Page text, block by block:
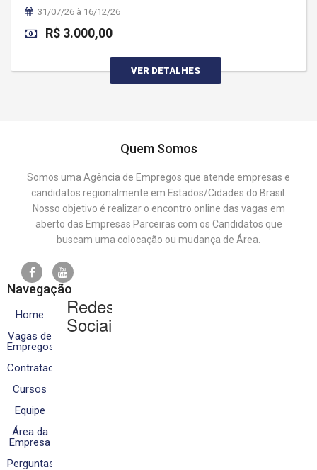
31/07/26 à 16/12/26
R$ 3.000,00
VER DETALHES
Quem Somos
Somos uma Agência de Empregos que atende empresas e
candidatos regionalmente em Estados/Cidades do Brasil.
Nosso objetivo é realizar o encontro online das vagas em
aberto das Empresas Parceiras com os Candidatos que
buscam uma colocação ou mudança de Área.
Navegação
Home
Vagas de
Empregos
Contratados
Cursos
Equipe
Área da
Empresa
Perguntas
Redes
Sociais